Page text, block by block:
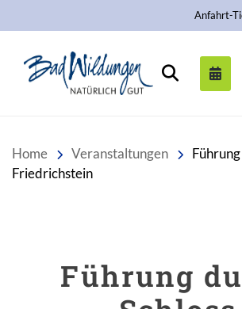
Anfahrt-
Stadt Bad
Suchen
Home Veranstaltungen
Friedrichstein
Führung